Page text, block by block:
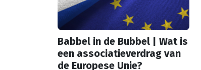
Babbel in de Bubbel | Wat is
een associatieverdrag van
de Europese Unie?